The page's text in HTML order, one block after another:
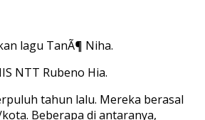
lagu TanÃ¶ Niha.
NTT Rubeno Hia.
tahun lalu. Mereka berasal
Beberapa di antaranya,